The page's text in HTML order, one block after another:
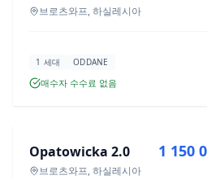
브로츠와프, 하실레시아
1 세대 ODDANE
매수자 수수료 없음
신규 분양
Opatowicka 2.0
브로츠와프, 하실레시아
1 150